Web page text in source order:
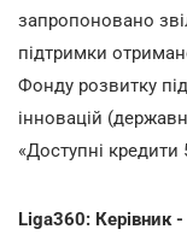
запропоновано
підтримки
Фонду розвитку
інновацій
«Доступні кредити
Liga360: Керівник -